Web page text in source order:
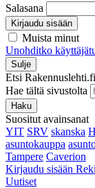
Salasana
Kirjaudu sisään
Muista minut
Unohditko
Sulje
Etsi
Hae tältä sivustolta
Haku
Suositut avainsanat
YIT SRV skanska
asuntokauppa
Tampere Caverion
Kirjaudu sisään
Uutiset